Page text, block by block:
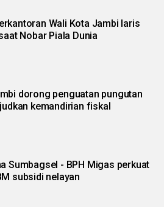
Wali Kota Jambi laris
Nobar Piala Dunia
dorong penguatan pungutan
kemandirian fiskal
Sumbagsel - BPH Migas perkuat
subsidi nelayan